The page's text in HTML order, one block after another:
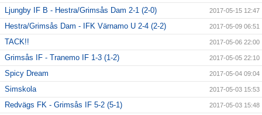
Ljungby IF B - Hestra/Grimsås Dam 2-1 (2-0) 2017-05-15 12:47
Hestra/Grimsås Dam - IFK Värnamo U 2-4 (2-2) 2017-05-09 06:51
TACK!! 2017-05-06 22:00
Grimsås IF - Tranemo IF 1-3 (1-2) 2017-05-05 22:10
Spicy Dream 2017-05-04 09:04
Simskola 2017-05-03 15:53
Redvägs FK - Grimsås IF 5-2 (5-1) 2017-05-03 15:48